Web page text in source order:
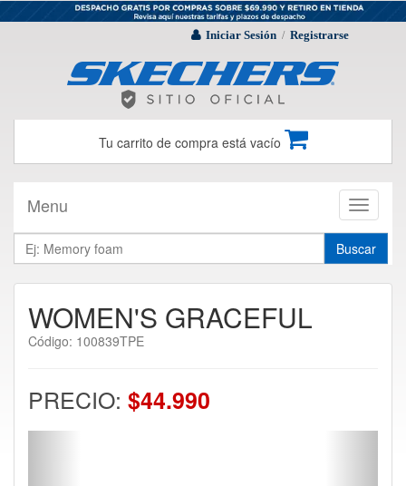
Iniciar Sesión / Registrarse
Tu carrito de compra está vacío
Toggle
Menu
Buscar
WOMEN'S GRACEFUL
Código: 100839TPE
PRECIO: $44.990